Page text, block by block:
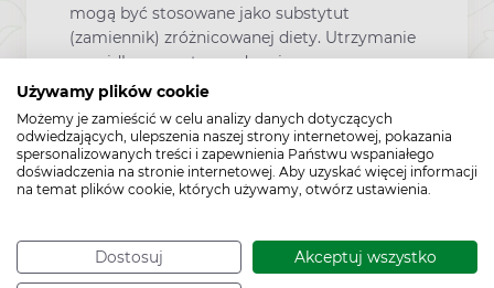
Używamy plików cookie
Możemy je zamieścić w celu analizy danych dotyczących
odwiedzających, ulepszenia naszej strony internetowej, pokazania
spersonalizowanych treści i zapewnienia Państwu wspaniałego
doświadczenia na stronie internetowej. Aby uzyskać więcej informacji
na temat plików cookie, których używamy, otwórz ustawienia.
Dostosuj Akceptuj wszystko
mogą być stosowane jako substytut
(zamiennik) zróżnicowanej diety. Utrzymanie
prawidłowego stanu zdrowia wymaga
zrównoważonego odżywiania i prowadzenia
zdrowego trybu życia. Suplementy diety
powinny być przechowywane w sposób
niedostępny dla małych dzieci.
Zawartość